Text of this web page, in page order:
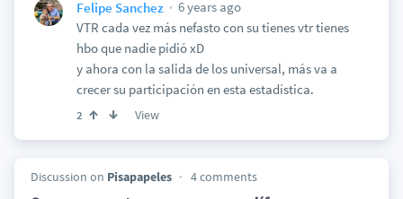
Felipe Sanchez
6 years ago
VTR cada vez más nefasto con su tienes vtr tienes
hbo que nadie pidió xD
y ahora con la salida de los universal, más va a
crecer su participación en esta estadística.
2 View
Discussion on Pisapapeles 4 comments